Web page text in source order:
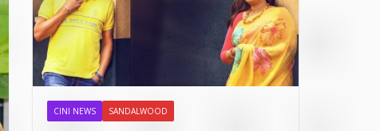
CINI NEWS SANDALWOOD